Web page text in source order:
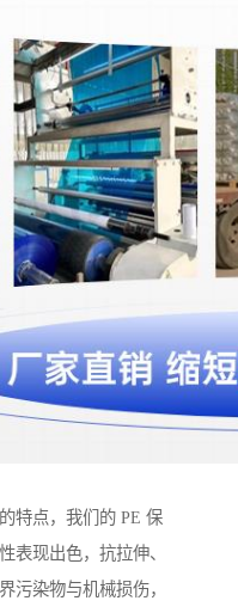
特点，我们的 PE 保
表现出色，抗拉伸、
污染物与机械损伤，